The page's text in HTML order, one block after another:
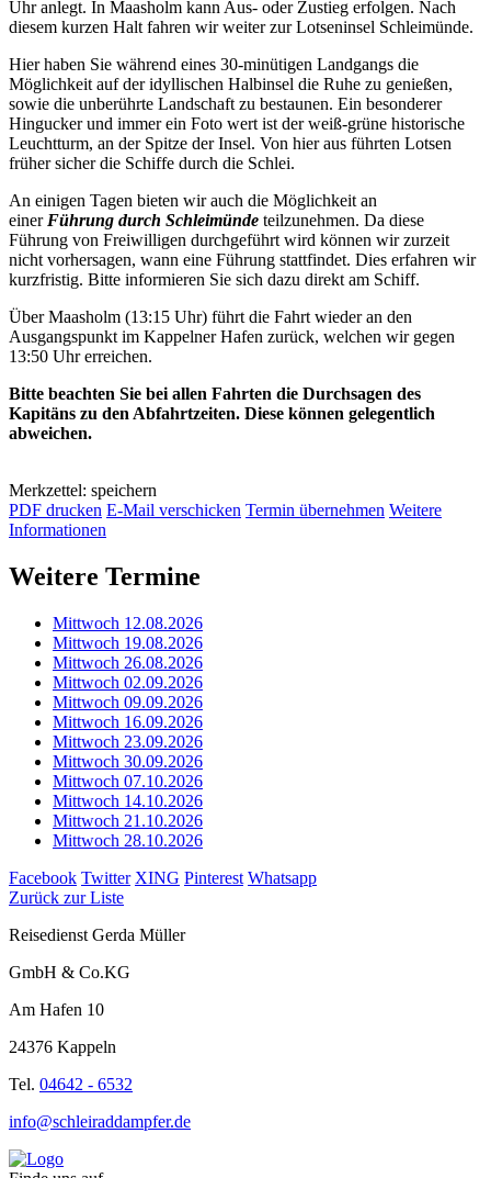
Uhr anlegt. In Maasholm kann Aus- oder Zustieg erfolgen. Nach
diesem kurzen Halt fahren wir weiter zur Lotseninsel Schleimünde.
Hier haben Sie während eines 30-minütigen Landgangs die
Möglichkeit auf der idyllischen Halbinsel die Ruhe zu genießen,
sowie die unberührte Landschaft zu bestaunen. Ein besonderer
Hingucker und immer ein Foto wert ist der weiß-grüne historische
Leuchtturm, an der Spitze der Insel. Von hier aus führten Lotsen
früher sicher die Schiffe durch die Schlei.
An einigen Tagen bieten wir auch die Möglichkeit an
einer Führung durch Schleimünde teilzunehmen. Da diese
Führung von Freiwilligen durchgeführt wird können wir zurzeit
nicht vorhersagen, wann eine Führung stattfindet. Dies erfahren wir
kurzfristig. Bitte informieren Sie sich dazu direkt am Schiff.
Über Maasholm (13:15 Uhr) führt die Fahrt wieder an den
Ausgangspunkt im Kappelner Hafen zurück, welchen wir gegen
13:50 Uhr erreichen.
Bitte beachten Sie bei allen Fahrten die Durchsagen des
Kapitäns zu den Abfahrtzeiten. Diese können gelegentlich
abweichen.
Merkzettel: speichern
PDF drucken E-Mail verschicken Termin übernehmen Weitere
Informationen
Weitere Termine
Mittwoch 12.08.2026
Mittwoch 19.08.2026
Mittwoch 26.08.2026
Mittwoch 02.09.2026
Mittwoch 09.09.2026
Mittwoch 16.09.2026
Mittwoch 23.09.2026
Mittwoch 30.09.2026
Mittwoch 07.10.2026
Mittwoch 14.10.2026
Mittwoch 21.10.2026
Mittwoch 28.10.2026
Facebook Twitter XING Pinterest Whatsapp
Zurück zur Liste
Reisedienst Gerda Müller
GmbH & Co.KG
Am Hafen 10
24376 Kappeln
Tel. 04642 - 6532
info@schleiraddampfer.de